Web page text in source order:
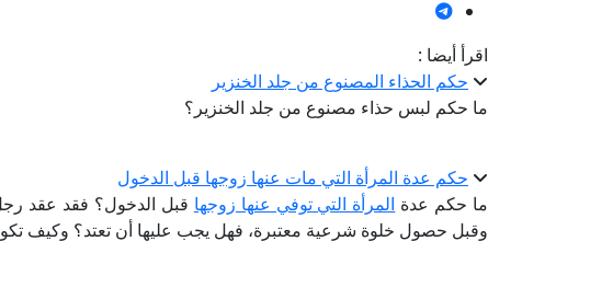
اقرأ أيضا :
حكم الحذاء المصنوع من جلد الخنزير
ما حكم لبس حذاء مصنوع من جلد الخنزير؟
حكم عدة المرأة التي مات عنها زوجها قبل الدخول
ما حكم عدة المرأة التي توفي عنها زوجها قبل الدخول؟ فقد عقد
وقبل حصول خلوة شرعية معتبرة، فهل يجب عليها أن تعتد؟ وكيف